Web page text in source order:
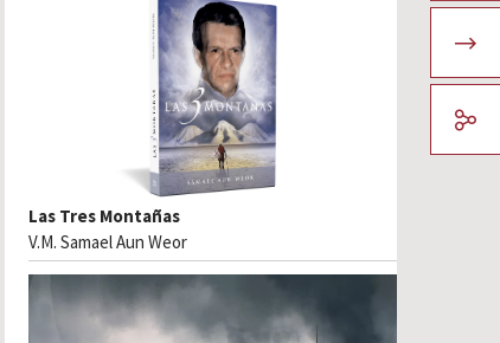
Las Tres Montañas
V.M. Samael Aun Weor